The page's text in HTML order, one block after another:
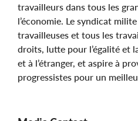
travailleurs dans tous les
l’économie. Le syndicat
travailleuses et tous les
droits, lutte pour l’égalité et
et à l’étranger, et aspire à
progressistes pour un